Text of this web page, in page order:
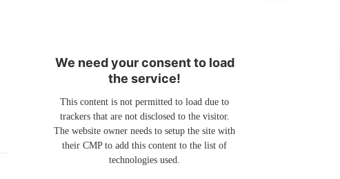
We need your consent to load
the service!
This content is not permitted to load due to
trackers that are not disclosed to the visitor.
The website owner needs to setup the site with
their CMP to add this content to the list of
technologies used.